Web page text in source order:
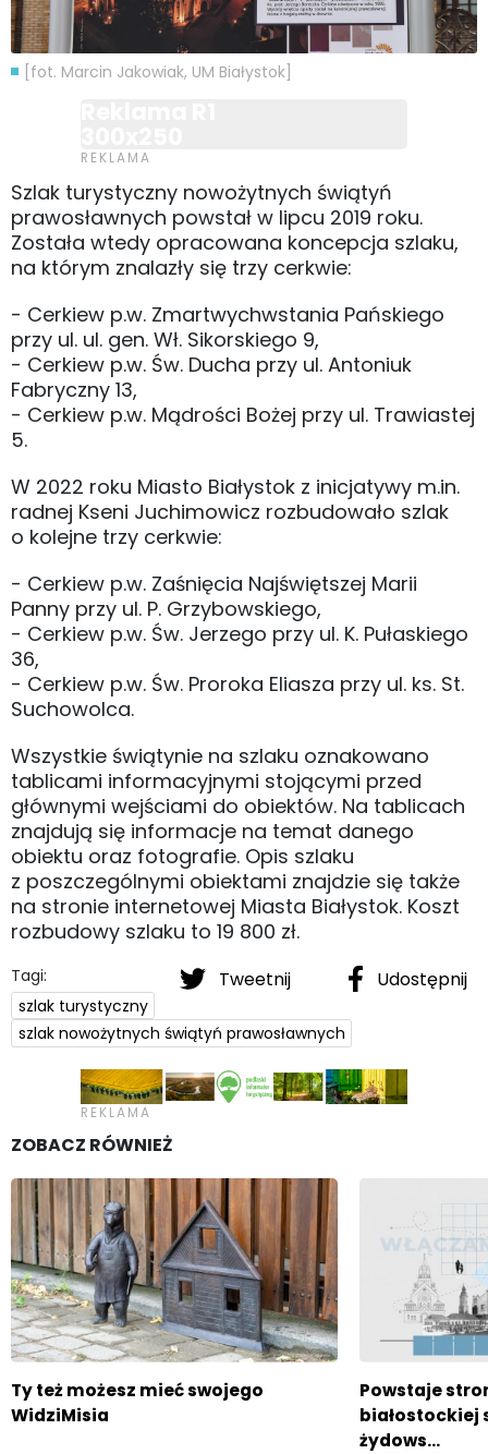
[fot. Marcin Jakowiak, UM Białystok]
Szlak turystyczny nowożytnych świątyń
prawosławnych powstał w lipcu 2019 roku.
Została wtedy opracowana koncepcja szlaku,
na którym znalazły się trzy cerkwie:
- Cerkiew p.w. Zmartwychwstania Pańskiego
przy ul. ul. gen. Wł. Sikorskiego 9,
- Cerkiew p.w. Św. Ducha przy ul. Antoniuk
Fabryczny 13,
- Cerkiew p.w. Mądrości Bożej przy ul. Trawiastej
5.
W 2022 roku Miasto Białystok z inicjatywy m.in.
radnej Kseni Juchimowicz rozbudowało szlak
o kolejne trzy cerkwie:
- Cerkiew p.w. Zaśnięcia Najświętszej Marii
Panny przy ul. P. Grzybowskiego,
- Cerkiew p.w. Św. Jerzego przy ul. K. Pułaskiego
36,
- Cerkiew p.w. Św. Proroka Eliasza przy ul. ks. St.
Suchowolca.
Wszystkie świątynie na szlaku oznakowano
tablicami informacyjnymi stojącymi przed
głównymi wejściami do obiektów. Na tablicach
znajdują się informacje na temat danego
obiektu oraz fotografie. Opis szlaku
z poszczególnymi obiektami znajdzie się także
na stronie internetowej Miasta Białystok. Koszt
rozbudowy szlaku to 19 800 zł.
Tweetnij Udostępnij
Tagi:
szlak turystyczny
szlak nowożytnych świątyń prawosławnych
ZOBACZ RÓWNIEŻ
Ty też możesz mieć swojego
WidziMisia
Powstaje
białostockiej
żydows…